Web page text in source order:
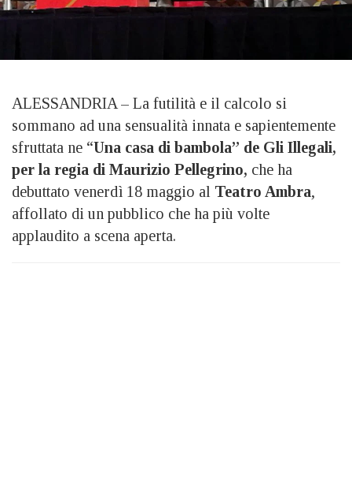
ALESSANDRIA – La futilità e il calcolo si
sommano ad una sensualità innata e sapientemente
sfruttata ne “Una casa di bambola” de Gli Illegali,
per la regia di Maurizio Pellegrino, che ha
debuttato venerdì 18 maggio al Teatro Ambra,
affollato di un pubblico che ha più volte
applaudito a scena aperta.